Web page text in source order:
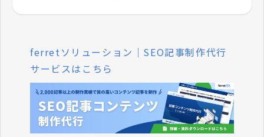
ferretソリューション｜SEO記事制作代行
サービスはこちら